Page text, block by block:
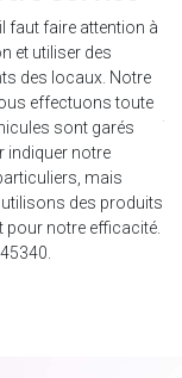
faut faire attention à
et utiliser des
des locaux. Notre
effectuons toute
sont garés
indiquer notre
mais
des produits
notre efficacité.